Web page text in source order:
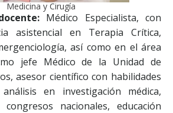
Medicina y Cirugía
Médico Especialista, con
asistencial en Terapia Crítica,
así como en el área
jefe Médico de la Unidad de
asesor científico con habilidades
en investigación médica,
nacionales, educación